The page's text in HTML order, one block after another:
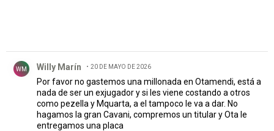
WM Willy Marín 20 DE MAYO DE 2026
Por favor no gastemos una millonada en Otamendi, está a
nada de ser un exjugador y si les viene costando a otros
como pezella y Mquarta, a el tampoco le va a dar. No
hagamos la gran Cavani, compremos un titular y Ota le
entregamos una placa